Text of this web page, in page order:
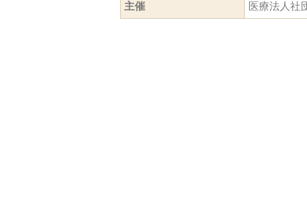
主催 医療法人